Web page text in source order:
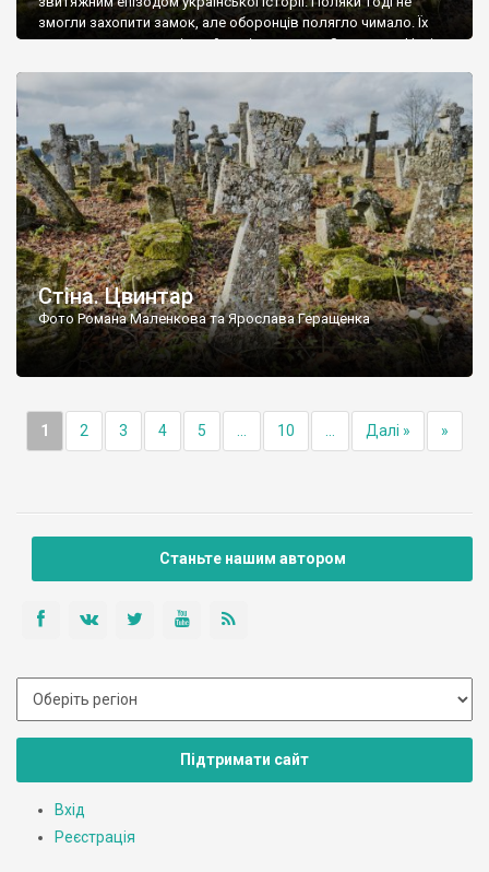
змогли захопити замок, але оборонців полягло чимало. Їх
поховали на цвинтарі, який тоді називався Замковим. Нині на
ньому чимало хрестів 19 століття, є такі, де епітафії стер […]
Стіна. Цвинтар
Фото Романа Маленкова та Ярослава Геращенка
1 2 3 4 5 10 Далі » »
Станьте нашим автором
Підтримати сайт
Вхід
Реєстрація